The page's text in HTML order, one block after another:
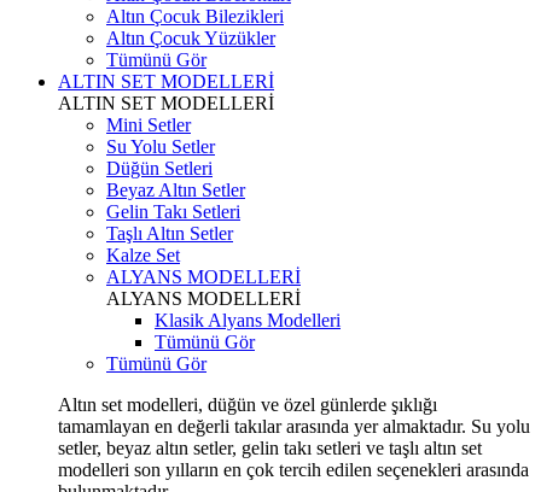
Altın Çocuk Bilezikleri
Altın Çocuk Yüzükler
Tümünü Gör
ALTIN SET MODELLERİ
ALTIN SET MODELLERİ
Mini Setler
Su Yolu Setler
Düğün Setleri
Beyaz Altın Setler
Gelin Takı Setleri
Taşlı Altın Setler
Kalze Set
ALYANS MODELLERİ
ALYANS MODELLERİ
Klasik Alyans Modelleri
Tümünü Gör
Tümünü Gör
Altın set modelleri, düğün ve özel günlerde şıklığı
tamamlayan en değerli takılar arasında yer almaktadır. Su yolu
setler, beyaz altın setler, gelin takı setleri ve taşlı altın set
modelleri son yılların en çok tercih edilen seçenekleri arasında